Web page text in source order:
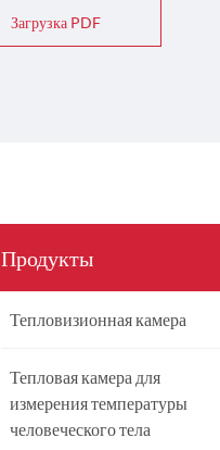
Загрузка PDF
Продукты
Тепловизионная камера
Тепловая камера для
измерения температуры
человеческого тела